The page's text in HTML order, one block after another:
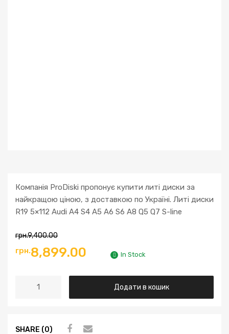
Компанія ProDiski пропонує купити литі диски за
найкращою ціною, з доставкою по Україні. Литі диски
R19 5×112 Audi A4 S4 A5 A6 S6 A8 Q5 Q7 S-line
грн.9,400.00
грн.8,899.00 In Stock
Додати в кошик
SHARE (0)